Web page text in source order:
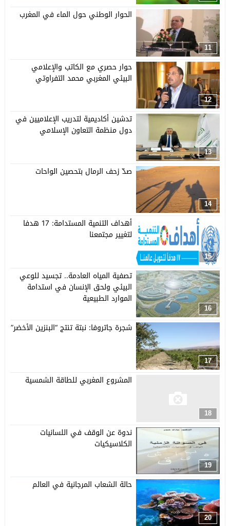
11
الحوار الوطني حول الماء في المغرب
12
حوار حصري مع الكاتب والإعلامي
البيئي المغربي محمد التفراوتي
13
تدشين أكاديمية لتدريب الإعلاميين في
دول منظمة التعاون الإسلامي
14
صدّ زحف الرمال بتحصين الواحات
15
أهداف التنمية المستدامة: 17 هدفا
لتغيير مجتمعنا
16
تصفية المياه العادمة.. تجسيد للوعي
البيئي ولحق الإنسان في استدامة
الموارد الطبيعية
17
شجرة جاتروفا: نبتة تنتج “البنزين الأخضر”
18
المشروع المغربي للطاقة الشمسية
19
ندوة عن الوقف في اللسانيات
الكلاسيكيات
20
حالة الشعاب المرجانية في العالم